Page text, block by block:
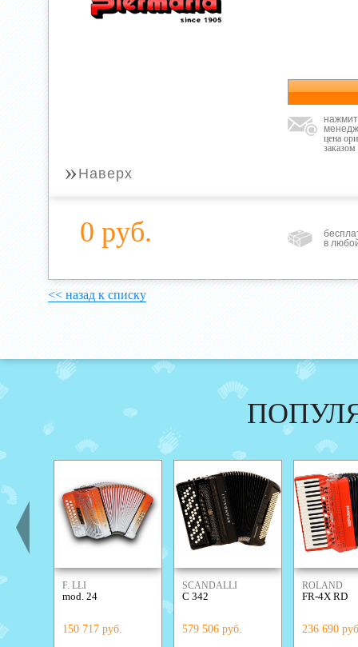
цена
заказом
» Наверх
0 руб.
в
<< назад к списку
F. LLI
ALESSANDRINI
mod. 24
150 717 руб.
SCANDALLI
C 342
579 506 руб.
ROLAND
FR-4X RD
236 690